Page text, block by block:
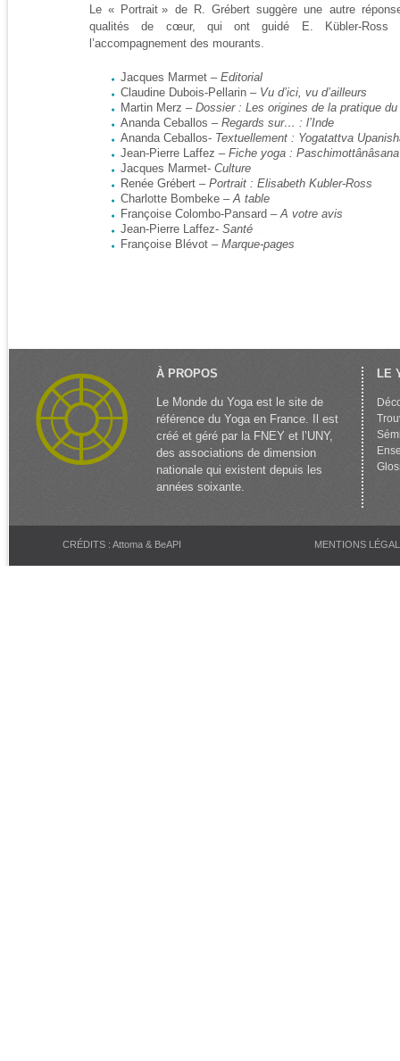
Le « Portrait » de R. Grébert suggère une autre
qualités de cœur, qui ont guidé E. Kübler-Ross
l’accompagnement des mourants.
Jacques Marmet – Editorial
Claudine Dubois-Pellarin – Vu d’ici, vu d’ailleurs
Martin Merz – Dossier : Les origines de la pratique
Ananda Ceballos – Regards sur… : l’Inde
Ananda Ceballos- Textuellement : Yogatattva
Jean-Pierre Laffez – Fiche yoga :
Jacques Marmet- Culture
Renée Grébert – Portrait : Elisabeth Kubler-Ross
Charlotte Bombeke –A table
Françoise Colombo-Pansard –A votre avis
Jean-Pierre Laffez- Santé
Françoise Blévot – Marque-pages
À PROPOS
Le Monde du Yoga est le site de
référence du Yoga en France. Il est
créé et géré par la FNEY et l’UNY,
des associations de dimension
nationale qui existent depuis les
années soixante.
LE
CRÉDITS : Attoma & BeAPI MENTIONS